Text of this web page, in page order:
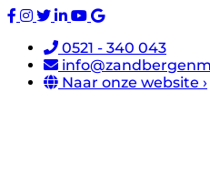
0521 - 340 043
Naar onze website ›